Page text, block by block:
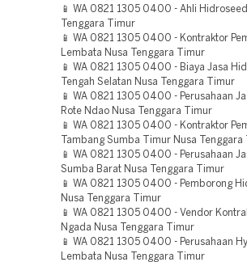
📱 WA 0821 1305 0400 - Ahli
Tenggara Timur
📱 WA 0821 1305 0400 - Kontraktor
Lembata Nusa Tenggara Timur
📱 WA 0821 1305 0400 - Biaya Jasa
Tengah Selatan Nusa Tenggara Timur
📱 WA 0821 1305 0400 - Perusahaan
Rote Ndao Nusa Tenggara Timur
📱 WA 0821 1305 0400 - Kontraktor
Tambang Sumba Timur Nusa Tenggara
📱 WA 0821 1305 0400 - Perusahaan
Sumba Barat Nusa Tenggara Timur
📱 WA 0821 1305 0400 - Pemborong
Nusa Tenggara Timur
📱 WA 0821 1305 0400 - Vendor
Ngada Nusa Tenggara Timur
📱 WA 0821 1305 0400 - Perusahaan
Lembata Nusa Tenggara Timur